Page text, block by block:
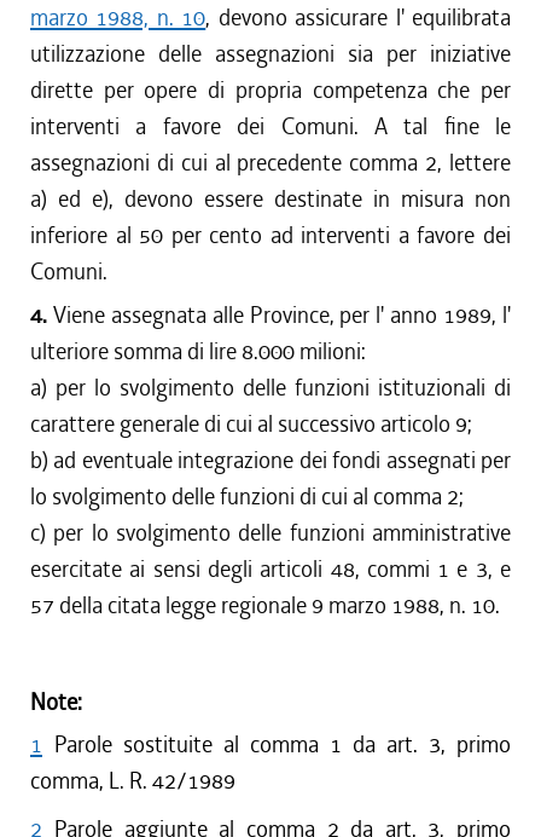
marzo 1988, n. 10, devono assicurare l' equilibrata
utilizzazione delle assegnazioni sia per iniziative
dirette per opere di propria competenza che per
interventi a favore dei Comuni. A tal fine le
assegnazioni di cui al precedente comma 2, lettere
a) ed e), devono essere destinate in misura non
inferiore al 50 per cento ad interventi a favore dei
Comuni.
4. Viene assegnata alle Province, per l' anno 1989, l'
ulteriore somma di lire 8.000 milioni:
a) per lo svolgimento delle funzioni istituzionali di
carattere generale di cui al successivo articolo 9;
b) ad eventuale integrazione dei fondi assegnati per
lo svolgimento delle funzioni di cui al comma 2;
c) per lo svolgimento delle funzioni amministrative
esercitate ai sensi degli articoli 48, commi 1 e 3, e
57 della citata legge regionale 9 marzo 1988, n. 10.
Note:
1 Parole sostituite al comma 1 da art. 3, primo
comma, L. R. 42/1989
2 Parole aggiunte al comma 2 da art. 3, primo